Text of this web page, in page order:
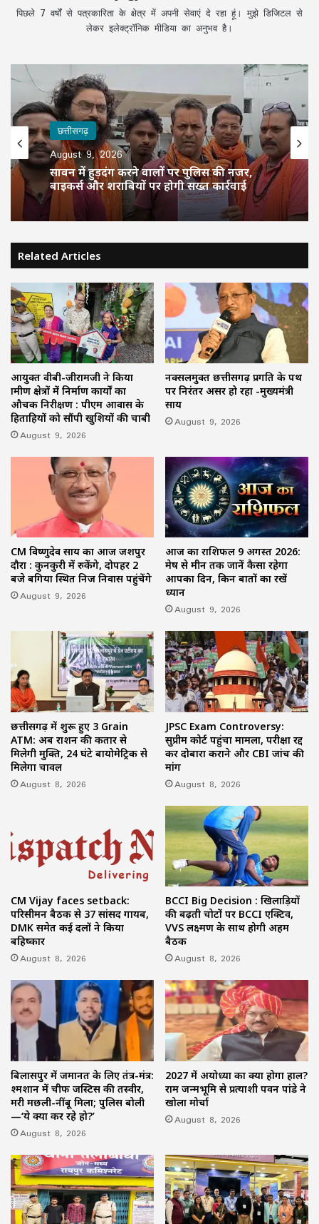
पिछले 7 वर्षों से पत्रकारिता के क्षेत्र में अपनी सेवाएं दे रहा हूं। मुझे डिजिटल से
लेकर इलेक्ट्रॉनिक मीडिया का अनुभव है।
छत्तीसगढ़
August 9, 2026
सावन में हुड़दंग करने वालों पर पुलिस की नजर,
बाइकर्स और शराबियों पर होगी सख्त कार्रवाई
Related Articles
आयुक्त वीबी-जीरामजी ने किया
ग्रामीण क्षेत्रों में निर्माण कार्यों का
औचक निरीक्षण : पीएम आवास के
हितग्राहियों को सौंपी खुशियों की चाबी
August 9, 2026
नक्सलमुक्त छत्तीसगढ़ प्रगति के पथ
पर निरंतर अग्रसर हो रहा -मुख्यमंत्री
साय
August 9, 2026
CM विष्णुदेव साय का आज जशपुर
दौरा : कुनकुरी में रुकेंगे, दोपहर 2
बजे बगिया स्थित निज निवास पहुंचेंगे
August 9, 2026
आज का राशिफल 9 अगस्त 2026:
मेष से मीन तक जानें कैसा रहेगा
आपका दिन, किन बातों का रखें
ध्यान
August 9, 2026
छत्तीसगढ़ में शुरू हुए 3 Grain
ATM: अब राशन की कतार से
मिलेगी मुक्ति, 24 घंटे बायोमेट्रिक से
मिलेगा चावल
August 8, 2026
JPSC Exam Controversy:
सुप्रीम कोर्ट पहुंचा मामला, परीक्षा रद्द
कर दोबारा कराने और CBI जांच की
मांग
August 8, 2026
CM Vijay faces setback:
परिसीमन बैठक से 37 सांसद गायब,
DMK समेत कई दलों ने किया
बहिष्कार
August 8, 2026
BCCI Big Decision : खिलाड़ियों
की बढ़ती चोटों पर BCCI एक्टिव,
VVS लक्ष्मण के साथ होगी अहम
बैठक
August 8, 2026
बिलासपुर में जमानत के लिए तंत्र-मंत्र:
श्मशान में चीफ जस्टिस की तस्वीर,
मरी मछली-नींबू मिला; पुलिस बोली
—‘ये क्या कर रहे हो?’
August 8, 2026
2027 में अयोध्या का क्या होगा हाल?
राम जन्मभूमि से प्रत्याशी पवन पांडे ने
खोला मोर्चा
August 8, 2026